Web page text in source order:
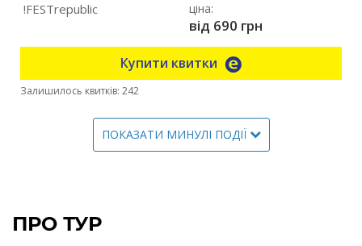
!FESTrepublic
ціна:
від 690 грн
Купити квитки
Залишилось квитків: 242
ПОКАЗАТИ МИНУЛІ ПОДІЇ
ПРО ТУР